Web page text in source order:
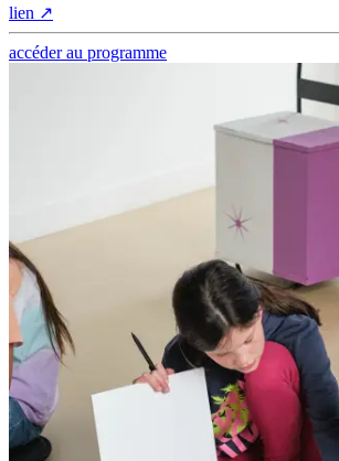
lien ↗
accéder au programme